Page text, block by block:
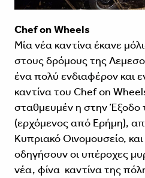
Chef on Wheels
Μία νέα καντίνα έκανε
στους δρόμους της
ένα πολύ ενδιαφέρον και
καντίνα του Chef on
σταθμευμέν η στην Έξοδο
(ερχόμενος από Ερήμη),
Κυπριακό Οινομουσείο,
οδηγήσουν οι υπέροχες
νέα, φίνα καντίνα της